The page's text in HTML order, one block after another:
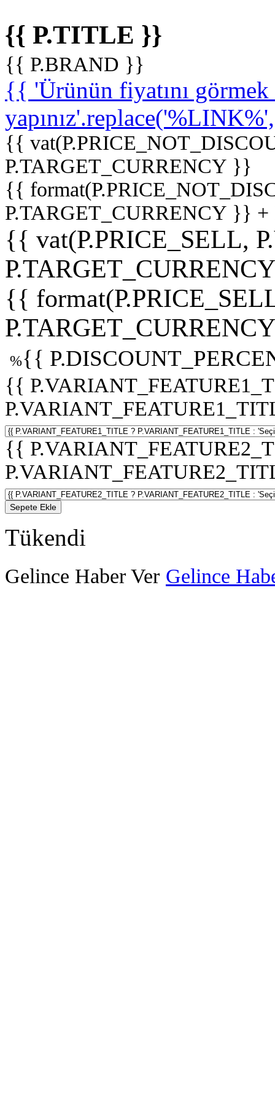
{{ P.TITLE }}
{{ P.BRAND }}
{{ 'Ürünün fiyatını
{{
P.TARGET_CURRENCY }}
{{
P.TARGET_CURRENCY }}
{{ vat(P.PRICE_SELL,
{{
%{{
{{
{{
Sepete Ekle
Tükendi
Gelince Haber Ver Gelince